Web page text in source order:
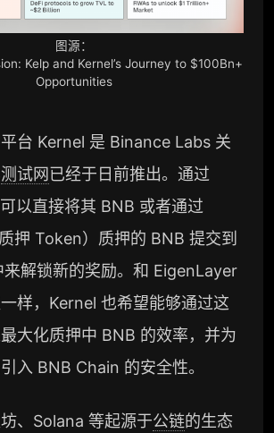
强研究包（在每期研报基础上，进一步
纸格局图、机构视角附录、结构化数
定向持续追踪数据库，将研报内容沉淀
究服务（1次，课题/选题经审核通过
内享有盛誉的研究团队为你开展专项
交付一份完整研究报告）
向预告，提前了解核心观察变量与后
研报权（不限次，官方发布研报预告
请求领先市场提前解锁）
图源：
Kelp and Kernel’s Journey to $100Bn+
Opportunities
台 Kernel 是 Binance Labs 关
测试网已经于日前推出。通过
以直接将其 BNB 或者通过
押 Token）质押的 BNB 提交到
解锁新的奖励。和 EigenLayer
样，Kernel 也希望能够通过这
大化质押中 BNB 的效率，并为
入 BNB Chain 的安全性。
、Solana 等起源于公链的生态